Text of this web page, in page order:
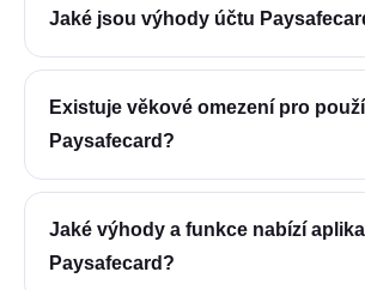
Jaké jsou výhody účtu
Existuje věkové omezení pro
Paysafecard?
Jaké výhody a funkce nabízí
Paysafecard?